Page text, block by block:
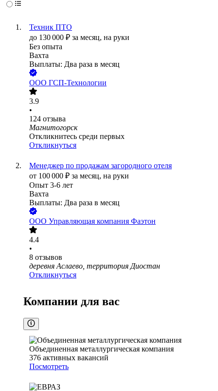
Техник ПТО
до 130 000 ₽ за месяц, на руки
Без опыта
Вахта
Выплаты: Два раза в месяц
ООО ГСП-Технологии
3.9
•
124 отзыва
Магнитогорск
Откликнитесь среди первых
Откликнуться
Менеджер по продажам загородного отеля
от 100 000 ₽ за месяц, на руки
Опыт 3-6 лет
Вахта
Выплаты: Два раза в месяц
ООО Управляющая компания Фаэтон
4.4
•
8 отзывов
деревня Аслаево, территория Диостан
Откликнуться
Компании для вас
Объединенная металлургическая компания
376 активных вакансий
Посмотреть